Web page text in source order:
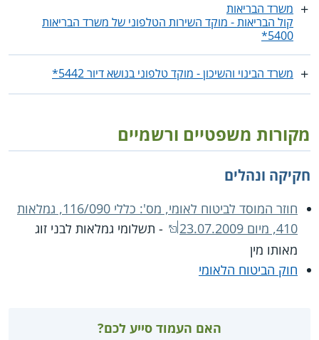
משרד הבריאות
קול הבריאות - מוקד השירות הטלפוני של משרד הבריאות
5400*
משרד הבינוי והשיכון - מוקד טלפוני בנושא דיור 5442*
מקורות משפטיים ורשמיים
חקיקה ונהלים
חוזר המוסד לביטוח לאומי, מס': כללי 116/090, גמלאות
410, מיום 23.07.2009
- תשלומי גמלאות לבני זוג
מאותו מין
חוק הביטוח הלאומי
האם העמוד סייע לכם?